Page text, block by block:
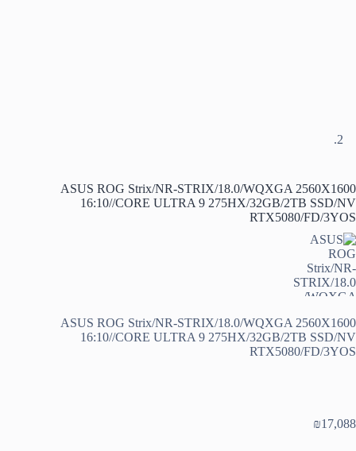
ASUS ROG Strix/NR-STRIX/18.0/WQXGA 2560X1600
16:10//CORE ULTRA 9 275HX/32GB/2TB SSD/NV
RTX5080/FD/3YOS
ASUS ROG Strix/NR-STRIX/18.0/WQXGA 2560X1600
16:10//CORE ULTRA 9 275HX/32GB/2TB SSD/NV
RTX5080/FD/3YOS
₪17,088